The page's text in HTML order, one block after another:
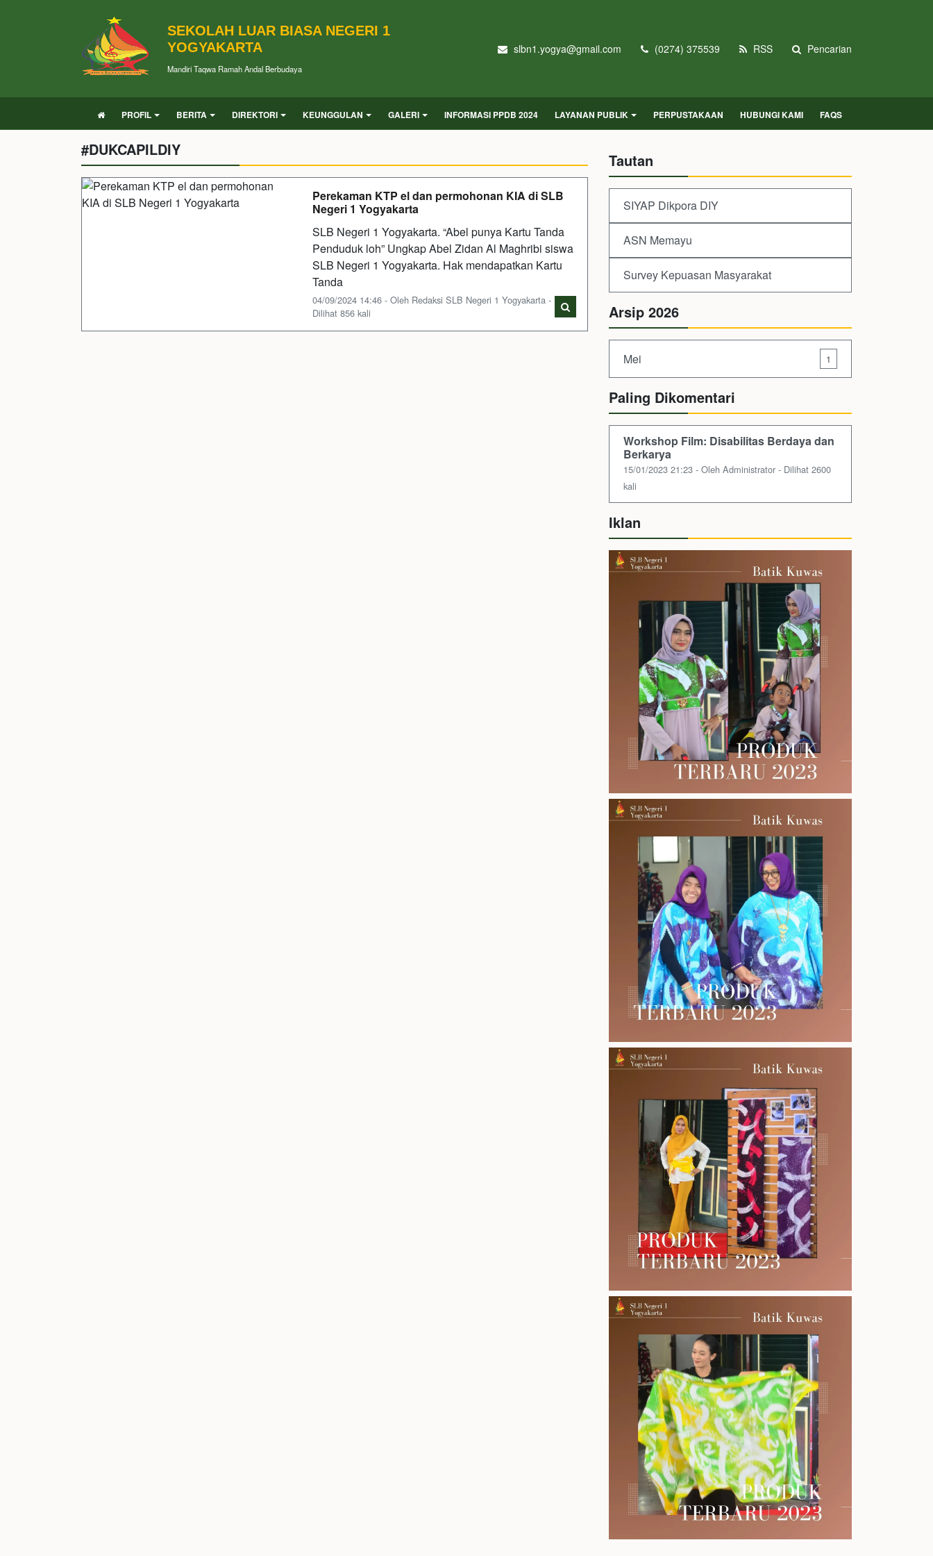
SEKOLAH LUAR BIASA NEGERI 1
YOGYAKARTA
Mandiri Taqwa Ramah Andal Berbudaya
slbn1.yogya@gmail.com (0274) 375539 RSS Pencarian
PROFIL BERITA DIREKTORI KEUNGGULAN GALERI INFORMASI PPDB 2024 LAYANAN PUBLIK PERPUSTAKAAN HUBUNGI KAMI FAQS
#DUKCAPILDIY
Perekaman KTP el dan permohonan KIA di SLB
Negeri 1 Yogyakarta
SLB Negeri 1 Yogyakarta. “Abel punya Kartu Tanda
Penduduk loh” Ungkap Abel Zidan Al Maghribi siswa
SLB Negeri 1 Yogyakarta. Hak mendapatkan Kartu
Tanda
04/09/2024 14:46 - Oleh Redaksi SLB Negeri 1 Yogyakarta -
Dilihat 856 kali
Tautan
SIYAP Dikpora DIY
ASN Memayu
Survey Kepuasan Masyarakat
Arsip 2026
Mei 1
Paling Dikomentari
Workshop Film: Disabilitas Berdaya dan
Berkarya
15/01/2023 21:23 - Oleh Administrator - Dilihat 2600
kali
Iklan